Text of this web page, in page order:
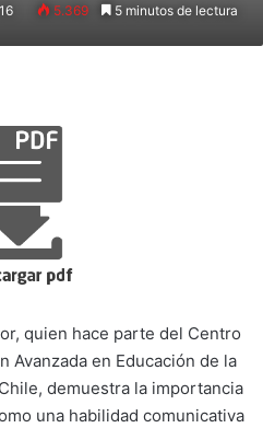
5.369 5 minutos de lectura
quien hace parte del Centro
Avanzada en Educación de la
demuestra la importancia
una habilidad comunicativa